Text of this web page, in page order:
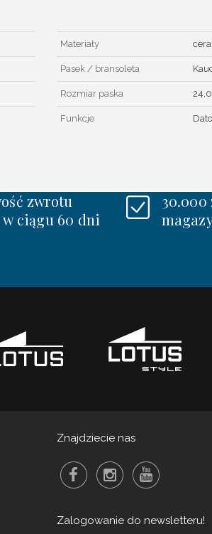
Materiały
Pasek / bransoleta
Rozmiar paska
Funkcje
zwrotu
ciągu 60 dni
30.000
Znajdziecie nas
Zalogowanie do newsletteru!